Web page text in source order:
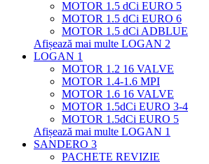
MOTOR 1.5 dCi EURO 5
MOTOR 1.5 dCi EURO 6
MOTOR 1.5 dCi ADBLUE
Afișează mai multe LOGAN 2
LOGAN 1
MOTOR 1.2 16 VALVE
MOTOR 1.4-1.6 MPI
MOTOR 1.6 16 VALVE
MOTOR 1.5dCi EURO 3-4
MOTOR 1.5dCi EURO 5
Afișează mai multe LOGAN 1
SANDERO 3
PACHETE REVIZIE